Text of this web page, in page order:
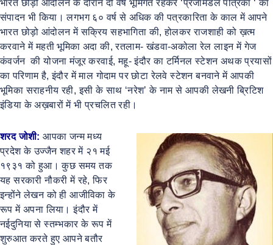
भारत छोड़ो आंदोलन के दौरान दो वर्ष भूमिगत रहकर ‘प्रजामंडल पत्रिका ‘ का
संपादन भी किया। लगभग ६० वर्ष से अधिक की पत्रकारिता के काल में आपने
भारत छोड़ो आंदोलन में सक्रिय सहभागिता की, होलकर राजशाही को ख़त्म
करवाने में महती भूमिका अदा की, रतलाम- खंडवा-अकोला रेल लाइन में गेज
कंवर्जन की योजना मंजूर करवाई, महू- इंदौर का टर्मिनल स्टेशन अथक प्रयासों
का परिणाम है, इंदौर में माल गोदाम पर छोटा रेलवे स्टेशन बनवाने में आपकी
भूमिका सराहनीय रही, इसी के साथ ‘नरेश’ के नाम से आपकी लेखनी ब्रिटिश
इंडिया के अख़बारों में भी प्रचलित रही।
शरद जोशी: आपका जन्म मध्य
प्रदेश के उज्जैन शहर में २१ मई
१९३१ को हुआ। कुछ समय तक
यह सरकारी नौकरी में रहे, फिर
इन्होंने लेखन को ही आजीविका के
रूप में अपना लिया। इंदौर में
नईदुनिया से स्तम्भकार के रूप में
शुरुआत करते हुए आपने बतौर